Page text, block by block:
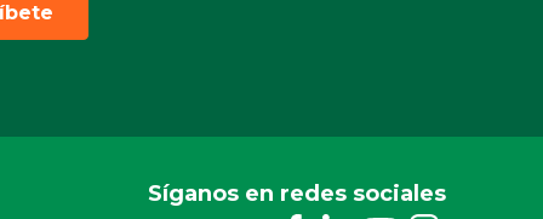
Síganos en redes sociales